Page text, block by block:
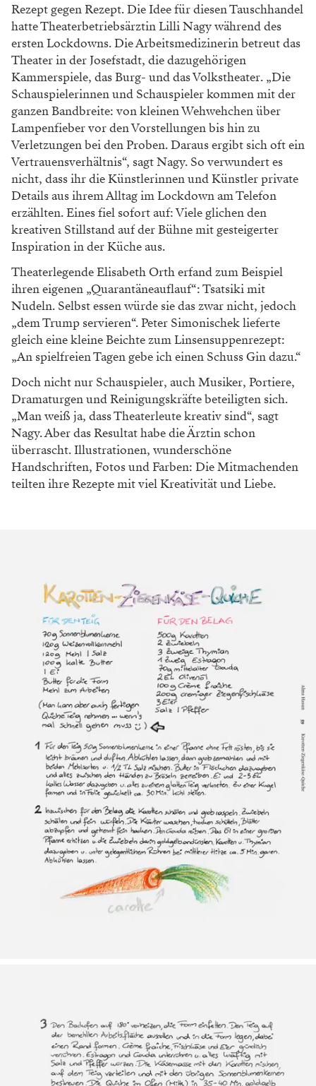
Rezept gegen Rezept. Die Idee für diesen Tauschhandel
hatte Theater­betriebsärztin Lilli Nagy während des
ersten Lockdowns. Die Arbeitsmedi­zinerin betreut das
Theater in der Josefstadt, die dazugehörigen
Kammerspiele, das Burg- und das Volkstheater. „Die
Schauspielerinnen und Schauspieler kommen mit der
ganzen Bandbreite: von kleinen Wehwehchen über
Lampenfieber vor den Vorstellungen bis hin zu
Verletzungen bei den Proben. Daraus ergibt sich oft ein
Vertrauensverhältnis“, sagt Nagy. So verwundert es
nicht, dass ihr die Künstlerinnen und Künstler private
Details aus ihrem Alltag im Lockdown am Telefon
erzählten. Eines fiel sofort auf: Viele glichen den
kreativen Stillstand auf der Bühne mit gesteigerter
Inspiration in der Küche aus.
Theaterlegende Elisabeth Orth erfand zum Beispiel
ihren eigenen „Quarantäneauflauf“: Tsatsiki mit
Nudeln. Selbst essen würde sie das zwar nicht, jedoch
„dem Trump servieren“. Peter Simonischek lieferte
gleich eine kleine Beichte zum Linsensuppenrezept:
„An spielfreien Tagen gebe ich einen Schuss Gin dazu.“
Doch nicht nur Schauspieler, auch Musiker, Portiere,
Dramaturgen und Reinigungskräfte beteiligten sich.
„Man weiß ja, dass Theaterleute kreativ sind“, sagt
Nagy. Aber das Resultat habe die Ärztin schon
überrascht. Illustra­tionen, wunderschöne
Handschriften, Fotos und Farben: Die Mitmachenden
teilten ihre Rezepte mit viel Kreativität und Liebe.